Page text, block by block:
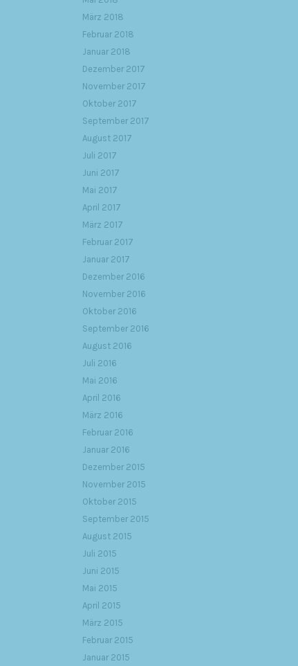
März 2018
Februar 2018
Januar 2018
Dezember 2017
November 2017
Oktober 2017
September 2017
August 2017
Juli 2017
Juni 2017
Mai 2017
April 2017
März 2017
Februar 2017
Januar 2017
Dezember 2016
November 2016
Oktober 2016
September 2016
August 2016
Juli 2016
Mai 2016
April 2016
März 2016
Februar 2016
Januar 2016
Dezember 2015
November 2015
Oktober 2015
September 2015
August 2015
Juli 2015
Juni 2015
Mai 2015
April 2015
März 2015
Februar 2015
Januar 2015